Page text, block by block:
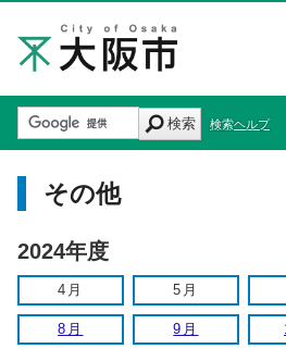
検索 検索ヘルプ
その他
2024年度
4月 5月
8月 9月